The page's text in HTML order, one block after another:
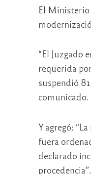
El Ministerio
“El Juzgado
requerida
suspendió
comunicado.
Y agregó:
fuera
declarado
procedencia”.